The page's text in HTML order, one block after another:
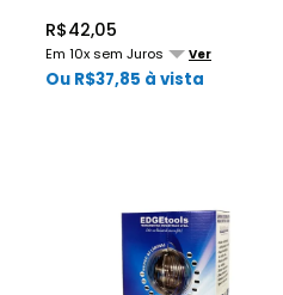
R$42,05
Em 10x sem Juros Ver
Ou R$37,85 à vista